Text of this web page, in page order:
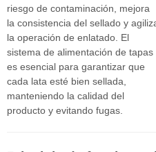
riesgo de contaminación, mejora
la consistencia del sellado y
la operación de enlatado. El
sistema de alimentación de tapas
es esencial para garantizar que
cada lata esté bien sellada,
manteniendo la calidad del
producto y evitando fugas.